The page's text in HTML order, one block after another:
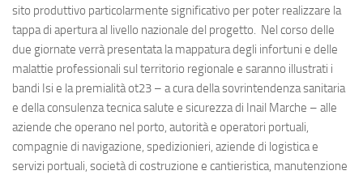
sito produttivo particolarmente significativo per poter realizzare la
tappa di apertura al livello nazionale del progetto. Nel corso delle
due giornate verrà presentata la mappatura degli infortuni e delle
malattie professionali sul territorio regionale e saranno illustrati i
bandi Isi e la premialità ot23 – a cura della sovrintendenza sanitaria
e della consulenza tecnica salute e sicurezza di Inail Marche – alle
aziende che operano nel porto, autorità e operatori portuali,
compagnie di navigazione, spedizionieri, aziende di logistica e
servizi portuali, società di costruzione e cantieristica, manutenzione